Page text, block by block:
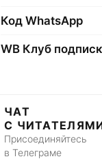
Код WhatsApp
WB Клуб
ЧАТ
С
Присоединяйтесь
в Телеграме